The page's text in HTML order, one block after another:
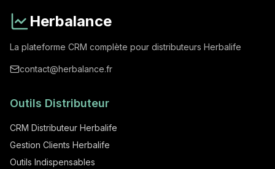
Herbalance
La plateforme CRM complète pour distributeurs Herbalife
contact@herbalance.fr
Outils Distributeur
CRM Distributeur Herbalife
Gestion Clients Herbalife
Outils Indispensables